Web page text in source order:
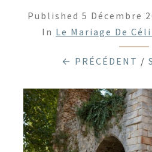
Published 5 Décembre
In Le Mariage De
← PRÉCÉDENT /